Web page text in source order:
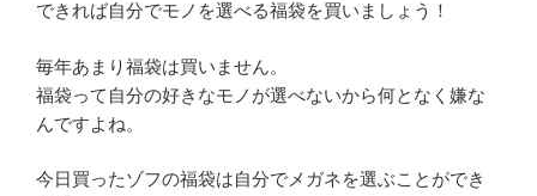
できれば自分でモノを選べる福袋を買いましょう！
毎年あまり福袋は買いません。
福袋って自分の好きなモノが選べないから何となく嫌な
んですよね。
今日買ったゾフの福袋は自分でメガネを選ぶことができ